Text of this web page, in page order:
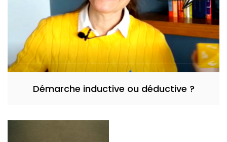
Démarche inductive ou déductive ?